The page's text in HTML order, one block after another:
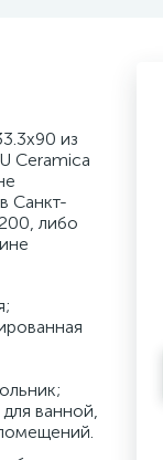
из
Ceramica
Санкт-
либо
ванной,